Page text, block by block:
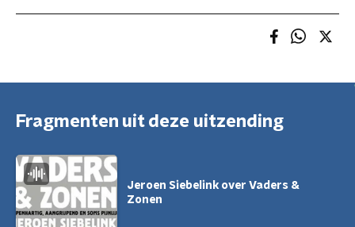
Fragmenten uit deze uitzending
Jeroen Siebelink over Vaders &
Zonen